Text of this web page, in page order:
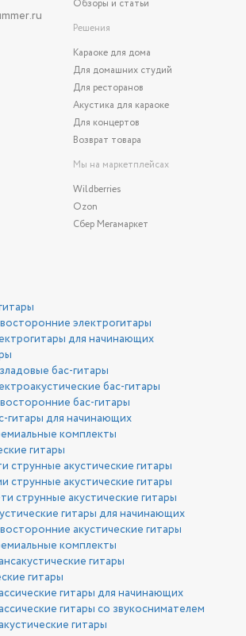
Обзоры и статьи
Решения
Караоке для дома
Для домашних студий
Для ресторанов
Акустика для караоке
Для концертов
Возврат товара
Мы на маркетплейсах
Wildberries
Ozon
Сбер Мегамаркет
электрогитары
для начинающих
бас-гитары
бас-гитары
бас-гитары
гитары для начинающих
комплекты
гитары
струнные акустические гитары
струнные акустические гитары
струнные акустические гитары
гитары для начинающих
акустические гитары
комплекты
гитары
гитары
гитары для начинающих
гитары со звукоснимателем
гитары